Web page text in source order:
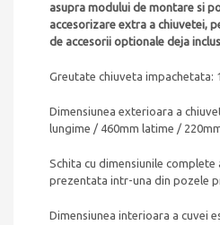
asupra modului de montare si
accesorizare extra a chiuvetei,
de accesorii optionale deja
Greutate chiuveta impachetata:
Dimensiunea exterioara a
lungime / 460mm latime /
Schita cu dimensiunile complete
prezentata intr-una din pozele
Dimensiunea interioara a cuvei